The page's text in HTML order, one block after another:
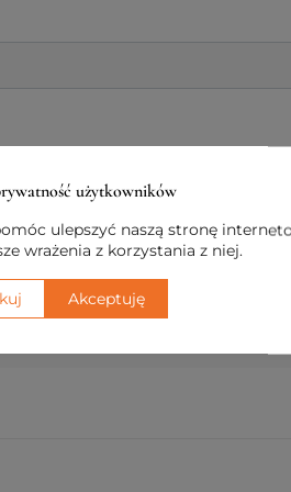
użytkowników
ulepszyć naszą stronę
wrażenia z korzystania z niej.
Akceptuję